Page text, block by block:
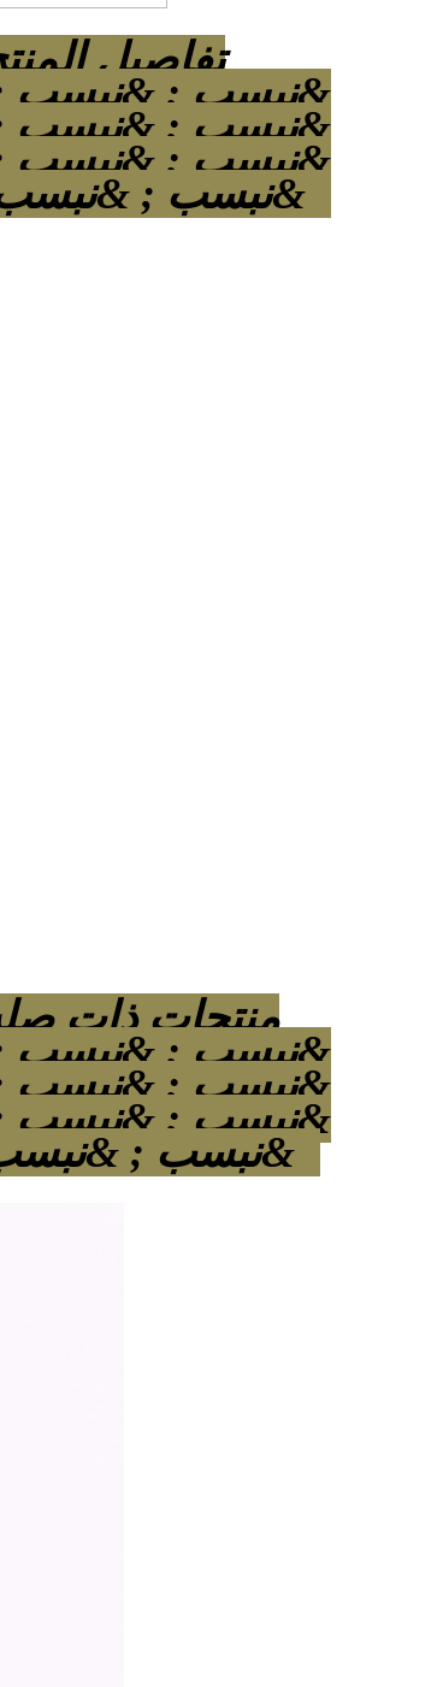
تفاصيل
&نبسب ; &نبسب
&نبسب ; &نبسب
&نبسب ; &نبسب
منتجات ذات
&نبسب ; &نبسب
&نبسب ; &نبسب
&نبسب ; &نبسب